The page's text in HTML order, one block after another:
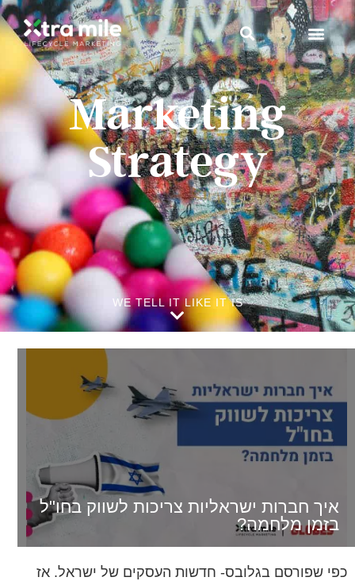
Marketing
Strategy
WE TELL IT LIKE IT IS
איך חברות ישראליות צריכות לשווק בחו"ל
בזמן מלחמה?
כפי שפורסם בגלובס- חדשות העסקים של ישראל. אז